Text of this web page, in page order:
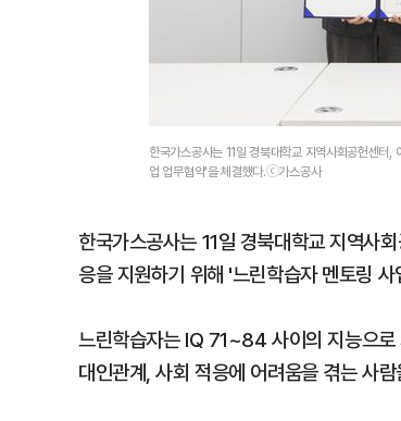
한국가스공사는 11일 경북대학교 지역사회공헌센터
업 업무협약'을 체결했다.ⓒ가스공사
한국가스공사는 11일 경북대학교 지역사
응을 지원하기 위해 '느린학습자 멘토링
느린학습자는 IQ 71~84 사이의 지능으로
대인관계, 사회 적응에 어려움을 겪는 사